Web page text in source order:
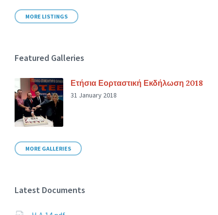
MORE LISTINGS
Featured Galleries
Ετήσια Εορταστική Εκδήλωση 2018
31 January 2018
MORE GALLERIES
Latest Documents